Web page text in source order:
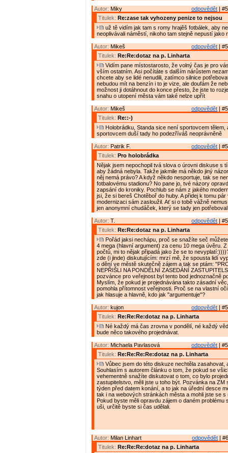
odpovědět |
Autor: Miky
Titulek: Re:zase tak vyhozeny penize to nejsou
už tě vidím jak tam s romy hrajěš fotbálek, aby
neoplivávali náměstí, nikoho tam stejně nepustí jako
odpovědět |
Autor: Mikeš
Titulek: Re:Re:dotaz na p. Linharta
Vidím pane místostarosto, že volný čas je pro
vším ostatním. Asi počítáte s dalším nárůstem
chcete aby se lidé nenudili, zatímco silnice
nebudou mít na benzín i to je vize, ale doufám že
možnost ji dotáhnout do konce přesto, že jste to
snahu o utopení města vám také nelze upřít
odpovědět |
Autor: Mikeš
Titulek: Re::-)
Holobrádku, Standa sice není sportovcem tělem,
sportovcem duší tady ho podezříváš neoprávněně
odpovědět |
Autor: Patrik F.
Titulek: Pro holobrádka
Nějak jsem nepochopil tvá slova o úrovni diskuse s
aby žádná nebyla. Takže jakmile má někdo jiný
něj nemá právo? A když někdo nesportuje, tak se
fotbalovému stadionu? No pane jo, tvé názory
zapsání do kroniky. Pochlub se nám z jakého
jsi, že si bereš Chotěboř do huby. A přidej k tomu
modernizaci sám zasloužil. Ať si o tobě vážně
jen anonymní chudáček, který se tady jen
odpovědět |
Autor: T.
Titulek: Re:Re:dotaz na p. Linharta
Pořád jaksi nechápu, proč se snažíte seč
4 mega (hlavní argument) za cenu 10 mega úvěru.
počtů, mi to nějak připadá jako že se to
zde (i jinde) diskutujícím: mrzí mě, že spousta lidí
o dění ve městě skutečně zájem a tak se ptám:
NEPŘIŠLI NA PONDĚLNÍ ZASEDÁNÍ
pozvánce pro veřejnost byl tento bod jednoznačně
Myslím, že pokud je projednávána takto zásadní
pomohla přítomnost veřejnosti. Proč se na vlastní
jak hlasuje a hlavně, kdo jak "argumentuje"?
odpovědět |
Autor: kujon
Titulek: Re:Re:Re:dotaz na p. Linharta
Né každý má čas zrovna v pondělí, né každý
bude něco takového projednávat.
odpovědět |
Autor: Michaela Pavlasová
Titulek: Re:Re:Re:Re:dotaz na p. Linharta
Vůbec jsem do této diskuze nechtěla zasahovat,
Souhlasím s autorem článku o tom, že pokud se
vehementně snažíte diskutovat o tom, co bylo
zastupitelstvo, měli jste u toho být. Pozvánka na ZM
týden před datem konání, a to jak na úřední desce
tak i na webových stránkách města a mohli jste se s
Pokud byste měli opravdu zájem o daném problému
uši, určitě byste si čas udělali.
odpovědět |
Autor: Milan Linhart
Titulek: Re:Re:Re:dotaz na p. Linharta